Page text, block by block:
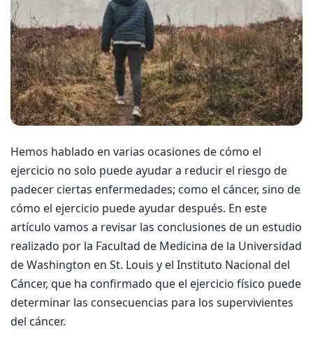
Hemos hablado en varias ocasiones de cómo el
ejercicio no solo puede ayudar a reducir el riesgo de
padecer ciertas enfermedades; como el cáncer, sino de
cómo el ejercicio puede ayudar después. En este
artículo vamos a revisar las conclusiones de un estudio
realizado por la Facultad de Medicina de la Universidad
de Washington en St. Louis y el Instituto Nacional del
Cáncer, que ha confirmado que el ejercicio físico puede
determinar las consecuencias para los supervivientes
del cáncer.